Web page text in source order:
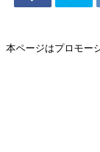
本ページはプロモー